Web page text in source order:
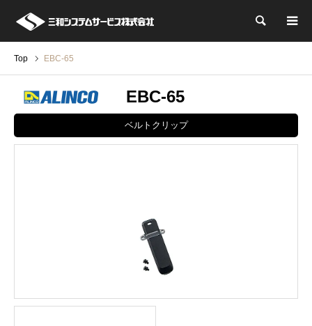
検索
Top EBC-65
EBC-65
ベルトクリップ